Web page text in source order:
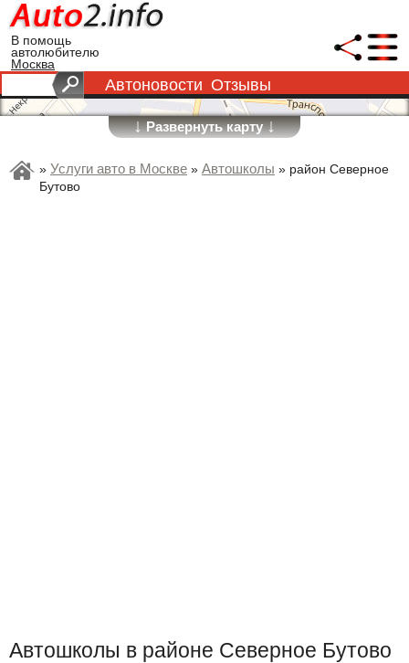
В помощь
автолюбителю
Москва
Автоновости Отзывы
↓Развернуть карту↓
» Услуги авто в Москве » Автошколы » район Северное
Бутово
Автошколы в районе Северное Бутово